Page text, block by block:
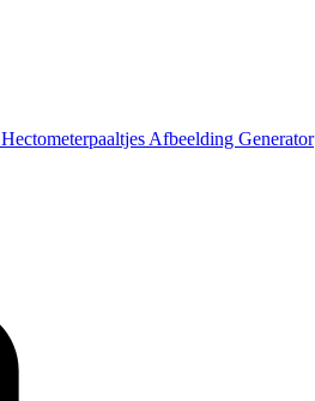
Hectometerpaaltjes Afbeelding Generator